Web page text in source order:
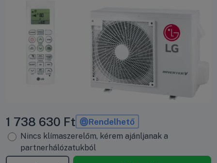
1 738 630 Ft Rendelhető
Nincs klímaszerelőm, kérem ajánljanak a
partnerhálózatukból